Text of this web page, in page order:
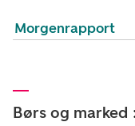
Morgenrapport
Børs og marked